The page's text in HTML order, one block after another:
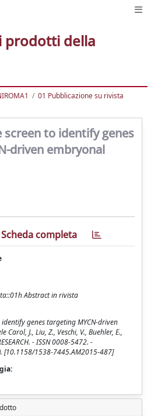
prodotti della
01 Pubblicazione su rivista
screen to identify genes
driven embryonal
Scheda completa
Abstract in rivista
genes targeting MYCN-driven
J., Liu, Z., Veschi, V., Buehler, E.,
- ISSN 0008-5472. -
[10.1158/1538-7445.AM2015-487]